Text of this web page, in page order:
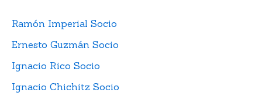
Ramón Imperial Socio
Ernesto Guzmán Socio
Ignacio Rico Socio
Ignacio Chichitz Socio